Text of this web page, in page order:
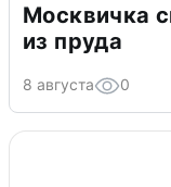
Москвичка
из пруда
8 августа 0